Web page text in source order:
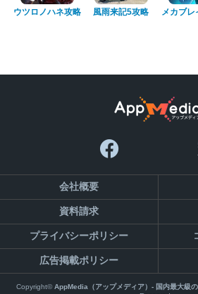
ウツロノハネ攻略 風雨来記5攻略 メカブレ
会社概要
資料請求
プライバシーポリシー
広告掲載ポリシー
Copyright©AppMedia（アップメディア）- 国内最大級